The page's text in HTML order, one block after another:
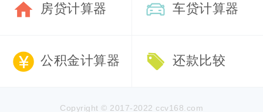
房贷计算器 车贷计算器
公积金计算器 还款比较
Copyright © 2017-2022 ccv168.com